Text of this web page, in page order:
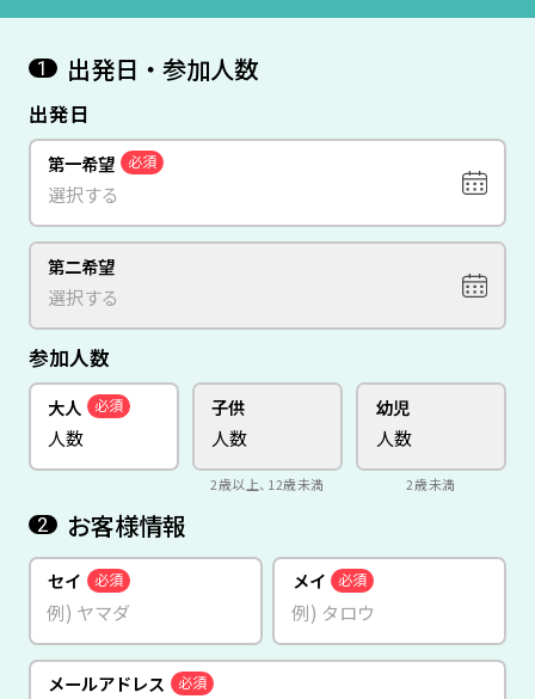
1 出発日・参加人数
出発日
第一希望 必須
第二希望
参加人数
大人 必須 子供
2歳以上、12歳未満
幼児
2歳未満
2 お客様情報
セイ 必須 メイ 必須
メールアドレス 必須